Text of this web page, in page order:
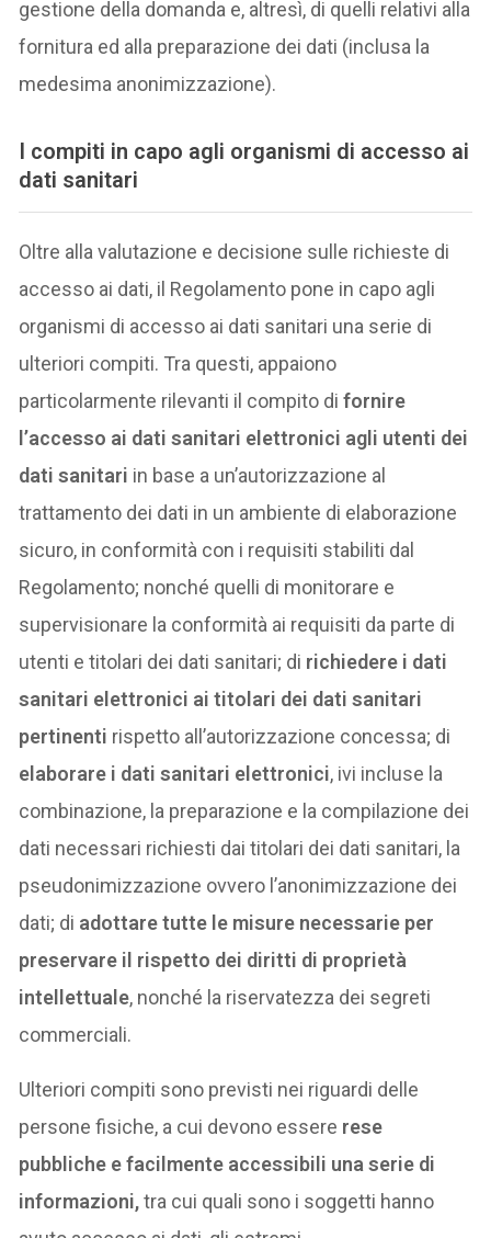
gestione della domanda e, altresì, di quelli relativi alla
fornitura ed alla preparazione dei dati (inclusa la
medesima anonimizzazione).
I compiti in capo agli organismi di accesso ai
dati sanitari
Oltre alla valutazione e decisione sulle richieste di
accesso ai dati, il Regolamento pone in capo agli
organismi di accesso ai dati sanitari una serie di
ulteriori compiti. Tra questi, appaiono
particolarmente rilevanti il compito difornire
l’accesso ai dati sanitari elettronici agli utenti dei
dati sanitari in base a un’autorizzazione al
trattamento dei dati in un ambiente di elaborazione
sicuro, in conformità con i requisiti stabiliti dal
Regolamento; nonché quelli di monitorare e
supervisionare la conformità ai requisiti da parte di
utenti e titolari dei dati sanitari; di richiedere i dati
sanitari elettronici ai titolari dei dati sanitari
pertinenti rispetto all’autorizzazione concessa; di
elaborare i dati sanitari elettronici, ivi incluse la
combinazione, la preparazione e la compilazione dei
dati necessari richiesti dai titolari dei dati sanitari, la
pseudonimizzazione ovvero l’anonimizzazione dei
dati; di adottare tutte le misure necessarie per
preservare il rispetto dei diritti di proprietà
intellettuale, nonché la riservatezza dei segreti
commerciali.
Ulteriori compiti sono previsti nei riguardi delle
persone fisiche, a cui devono essere rese
pubbliche e facilmente accessibili una serie di
informazioni,tra cui quali sono i soggetti hanno